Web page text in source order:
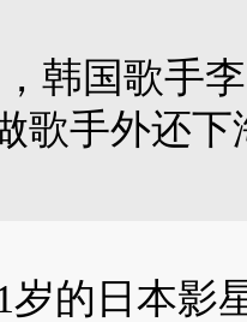
国歌手李
歌手外还
的日本影